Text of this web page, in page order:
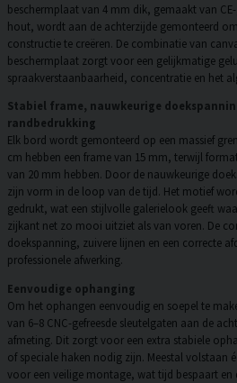
beschermplaat van 4 mm dik, gemaakt van CE-
hout, wordt aan de achterzijde gemonteerd
constructie te creëren. De combinatie van
beschermplaat zorgt voor een gelijkmatige
spraakverstaanbaarheid, concentratie en het
Stabiel frame, nauwkeurige
randbedrukking
Elk bord wordt gemonteerd op een massief
cm hebben een frame van 15 mm, terwijl
van 20 mm hebben. Door de nauwkeurige
zijn vorm in de loop van de tijd. Het motief
gedrukt, wat een stijlvolle galerielook geeft
zijkant net zo mooi uitziet als van voren. De
doekspanning, zuivere lijnen en een correcte
professionele afwerking.
Eenvoudige ophanging
Om het ophangen eenvoudig en soepel te
van 6–8 CNC-gefreesde sleutelgaten aan de
afmeting. Dit zorgt voor een extra stabiele
of speciale haken nodig zijn. Meestal volstaan
voor een veilige montage, wat tijd bespaart